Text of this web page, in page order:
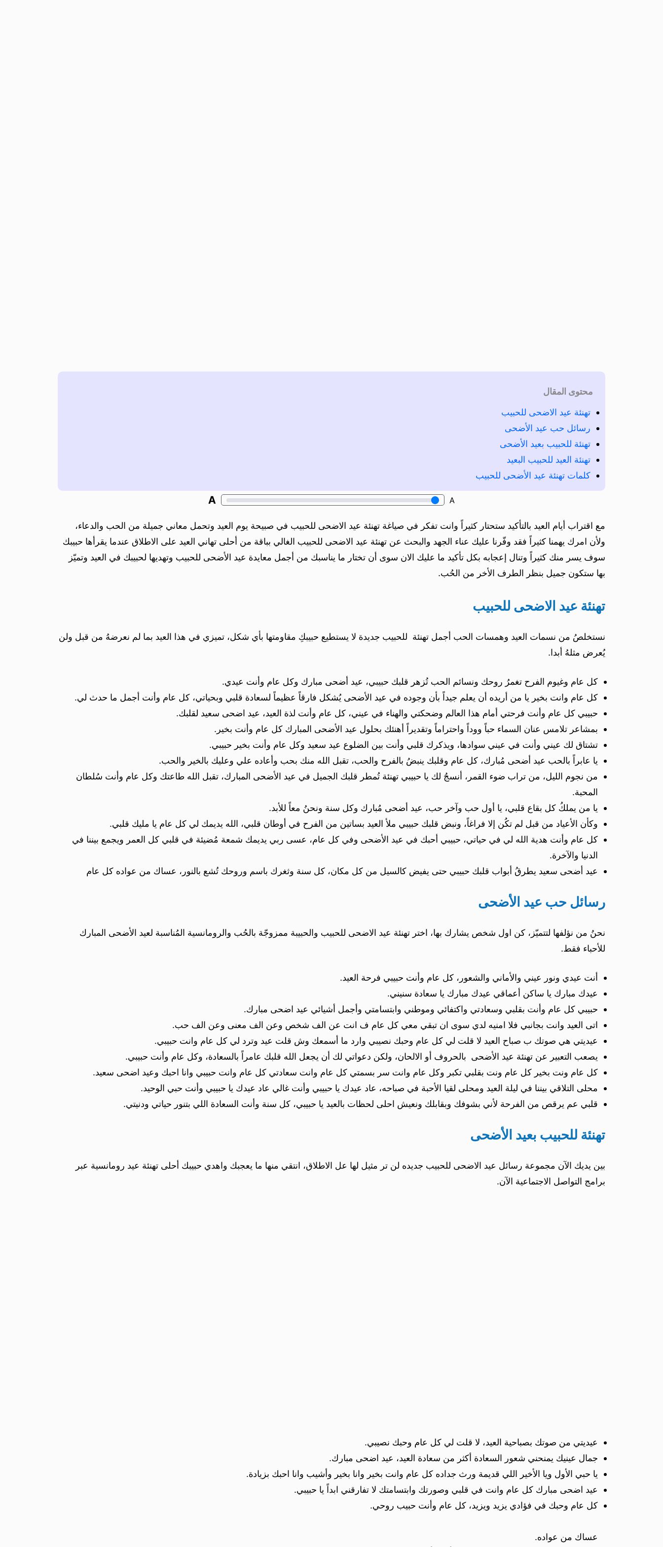
محتوى المقال
تهنئة عيد الاضحى للحبيب
رسائل حب عيد الأضحى
تهنئة للحبيب بعيد الأضحى
تهنئة العيد للحبيب البعيد
كلمات تهنئة عيد الأضحى للحبيب
A
A
مع اقتراب أيام العيد بالتأكيد ستحتار كثيراً وانت تفكر في صياغة تهنئة عيد الاضحى للحبيب في صبيحة يوم العيد وتحمل معاني جميلة من الحب والدعاء،
ولأن امرك يهمنا كثيراً فقد وفّرنا عليك عناء الجهد والبحث عن تهنئة عيد الاضحى للحبيب الغالي بباقة من أحلى تهاني العيد على الاطلاق عندما يقرأها حبيبك
سوف يسر منك كثيراً وتنال إعجابه بكل تأكيد ما عليك الان سوى أن تختار ما يناسبك من أجمل معايدة عيد الأضحى للحبيب وتهديها لحبيبك في العيد وتميّز
بها ستكون جميل بنظر الطرف الأخر من الحُب.
تهنئة عيد الاضحى للحبيب
نستخلصُ من نسمات العيد وهمسات الحب أجمل تهنئة للحبيب جديدة لا يستطيع حبيبكِ مقاومتها بأي شكل، تميزي في هذا العيد بما لم نعرضهُ من قبل ولن
يُعرض مثلهُ أبدا.
كل عام وغيوم الفرح تغمرُ روحك ونسائم الحب تُزهر قلبك حبيبي، عيد أضحى مبارك وكل عام وأنت عيدي.
كل عام وانت بخير يا من أريده أن يعلم جيداً بأن وجوده في عيد الأضحى يُشكل فارقاً عظيماً لسعادة قلبي وبحياتي، كل عام وأنت أجمل ما حدث لي.
حبيبي كل عام وأنت فرحتي أمام هذا العالم وضحكتي والهناء في عيني، كل عام وأنت لذة العيد، عيد اضحى سعيد لقلبك.
بمشاعر تلامس عنان السماء حباً ووداً واحتراماً وتقديراً أهنئك بحلول عيد الأضحى المبارك كل عام وأنت بخير.
تشتاق لك عيني وأنت في عيني سوادها، ويذكرك قلبي وأنت بين الضلوع عيد سعيد وكل عام وأنت بخير حبيبي.
يا عابراً بالحب عيد أضحى مُبارك، كل عام وقلبك ينبضُ بالفرح والحب، تقبل الله منك بحب وأعاده علي وعليك بالخير والحب.
من نجوم الليل، من تراب ضوء القمر، أنسجُ لك يا حبيبي تهنئة تُمطر قلبك الجميل في عيد الأضحى المبارك، تقبل الله طاعتك وكل عام وأنت سُلطان
المحبة.
يا من يملكُ كل بقاع قلبي، يا أول حب وآخر حب، عيد أضحى مُبارك وكل سنة ونحنُ معاً للأبد.
وكأن الأعياد من قبل لم تكُن إلا فراغاً، ونبض قلبك حبيبي ملأ العيد بساتين من الفرح في أوطان قلبي، الله يديمك لي كل عام يا مليك قلبي.
كل عام وأنت هدية الله لي في حياتي، حبيبي أحبك في عيد الأضحى وفي كل عام، عسى ربي يديمك شمعة مُضيئة في قلبي كل العمر ويجمع بيننا في
الدنيا والآخرة.
عيد أضحى سعيد يطرقُ أبواب قلبك حبيبي حتى يفيض كالسيل من كل مكان، كل سنة وثغرك باسم وروحك تُشع بالنور، عساك من عواده كل عام
رسائل حب عيد الأضحى
نحنُ من نؤلفها لتتميّز، كن اول شخص يشارك بها، اختر تهنئة عيد الاضحى للحبيب والحبيبة ممزوجّة بالحُب والرومانسية المُناسبة لعيد الأضحى المبارك
للأحباء فقط.
أنت عيدي ونور عيني والأماني والشعور، كل عام وأنت حبيبي فرحة العيد.
عيدك مبارك يا ساكن أعماقي عيدك مبارك يا سعادة سنيني.
حبيبي كل عام وأنت بقلبي وسعادتي واكتفائي وموطني وابتسامتي وأجمل أشيائي عيد اضحى مبارك.
اتى العيد وانت بجانبي فلا امنيه لدي سوى ان تبقي معي كل عام ف انت عن الف شخص وعن الف معنى وعن الف حب.
عيديتي هي صوتك ب صباح العيد لا قلت لي كل عام وحبك نصيبي وارد ما أسمعك وش قلت عيد وترد لي كل عام وانت حبيبي.
يصعب التعبير عن تهنئة عيد الأضحى بالحروف أو الالحان، ولكن دعواتي لك أن يجعل الله قلبك عامراً بالسعادة، وكل عام وأنت حبيبي.
كل عام ونت بخير كل عام ونت بقلبي تكبر وكل عام وانت سر بسمتي كل عام وانت سعادتي كل عام وانت حبيبي وانا احبك وعيد اضحى سعيد.
محلى التلاقي بيننا في ليلة العيد ومحلى لقيا الأحبة في صباحه، عاد عيدك يا حبيبي وأنت غالي عاد عيدك يا حبيبي وأنت حبي الوحيد.
قلبي عم يرقص من الفرحة لأني بشوفك وبقابلك ونعيش احلى لحظات بالعيد يا حبيبي، كل سنة وأنت السعادة اللي بتنور حياتي ودنيتي.
تهنئة للحبيب بعيد الأضحى
بين يديك الآن مجموعة رسائل عيد الاضحى للحبيب جديده لن تر مثيل لها عل الاطلاق، انتقي منها ما يعجبك واهدي حبيبك أحلى تهنئة عيد رومانسية عبر
برامج التواصل الاجتماعية الآن.
عيديتي من صوتك بصباحية العيد، لا قلت لي كل عام وحبك نصيبي.
جمال عينيك يمنحني شعور السعادة أكثر من سعادة العيد، عيد اضحى مبارك.
يا حبي الأول ويا الأخير اللي قديمة ورث جداده كل عام وانت بخير وانا بخير وأشيب وانا احبك بزيادة.
عيد اضحى مبارك كل عام وانت في قلبي وصورتك وابتسامتك لا تفارقني ابداً يا حبيبي.
كل عام وحبك في فؤادي يزيد ويزيد، كل عام وأنت حبيب روحي.
عساك من عواده.